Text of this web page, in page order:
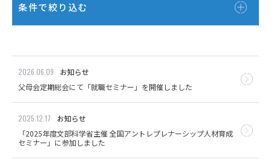
条件で絞り込む
2026.06.09
お知らせ
父母会定期総会にて「就職セミナー」を開催しました
2025.12.17
お知らせ
「2025年度文部科学省主催 全国アントレプレナーシップ人材育成
セミナー」に参加しました